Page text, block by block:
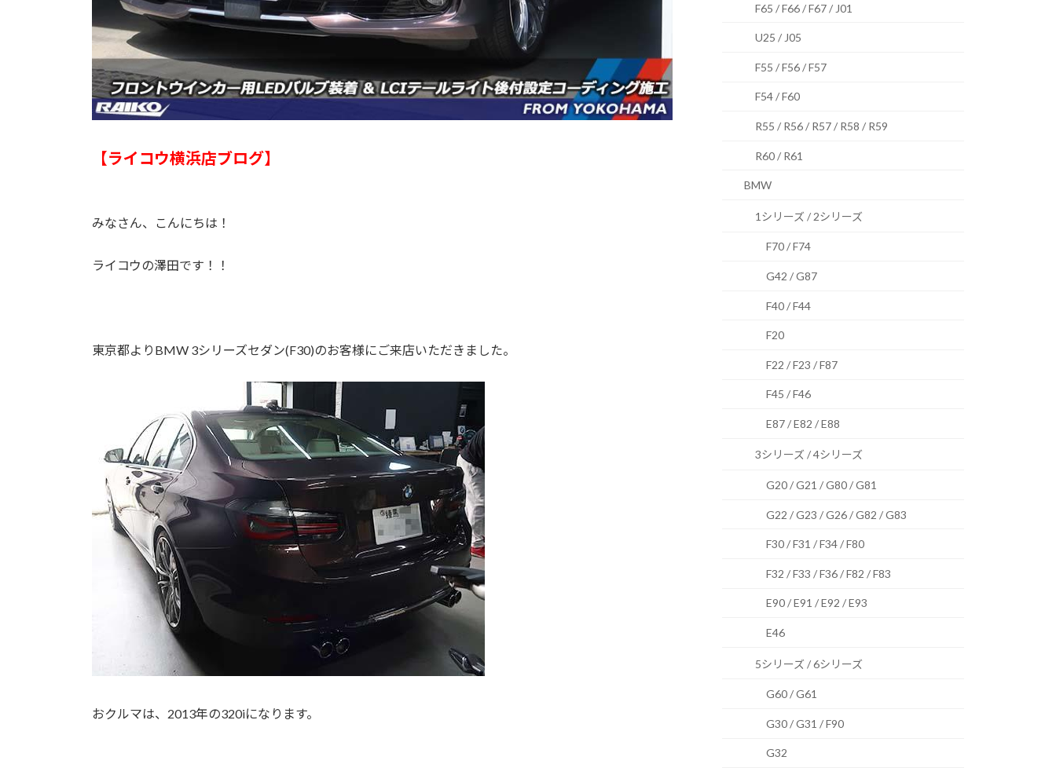
【ライコウ横浜店ブログ】
みなさん、こんにちは！
ライコウの澤田です！！
東京都よりBMW 3シリーズセダン(F30)のお客様にご来店いただきました。
おクルマは、2013年の320iになります。
F65 / F66 / F67 / J01
U25 / J05
F55 / F56 / F57
F54 / F60
R55 / R56 / R57 / R58 / R59
R60 / R61
BMW
1シリーズ / 2シリーズ
F70 / F74
G42 / G87
F40 / F44
F20
F22 / F23 / F87
F45 / F46
E87 / E82 / E88
3シリーズ / 4シリーズ
G20 / G21 / G80 / G81
G22 / G23 / G26 / G82 / G83
F30 / F31 / F34 / F80
F32 / F33 / F36 / F82 / F83
E90 / E91 / E92 / E93
E46
5シリーズ / 6シリーズ
G60 / G61
G30 / G31 / F90
G32